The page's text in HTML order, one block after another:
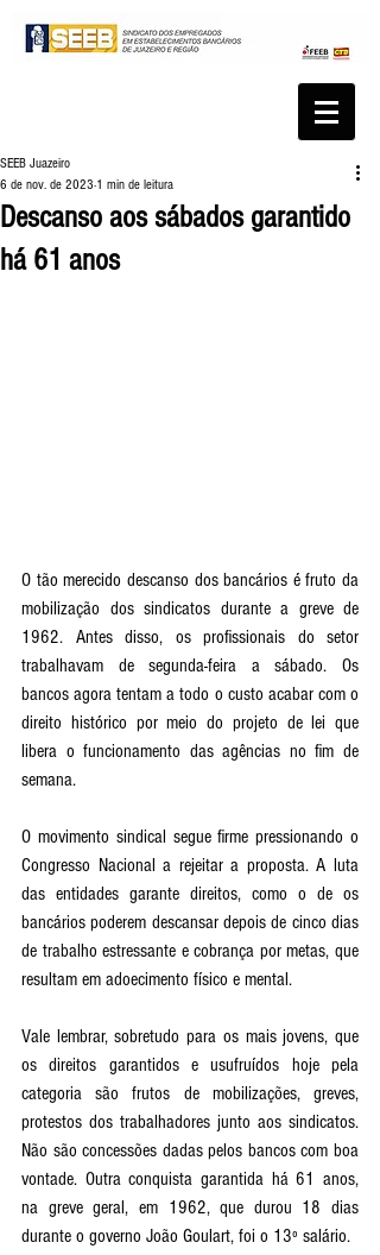
Descanso aos sábados garantido
há 61 anos
SEEB Juazeiro
6 de nov. de 2023 1 min de leitura
O tão merecido descanso dos bancários é fruto da
mobilização dos sindicatos durante a greve de
1962. Antes disso, os profissionais do setor
trabalhavam de segunda-feira a sábado. Os
bancos agora tentam a todo o custo acabar com o
direito histórico por meio do projeto de lei que
libera o funcionamento das agências no fim de
semana.
O movimento sindical segue firme pressionando o
Congresso Nacional a rejeitar a proposta. A luta
das entidades garante direitos, como o de os
bancários poderem descansar depois de cinco dias
de trabalho estressante e cobrança por metas, que
resultam em adoecimento físico e mental.
Vale lembrar, sobretudo para os mais jovens, que
os direitos garantidos e usufruídos hoje pela
categoria são frutos de mobilizações, greves,
protestos dos trabalhadores junto aos sindicatos.
Não são concessões dadas pelos bancos com boa
vontade. Outra conquista garantida há 61 anos,
na greve geral, em 1962, que durou 18 dias
durante o governo João Goulart, foi o 13º salário.